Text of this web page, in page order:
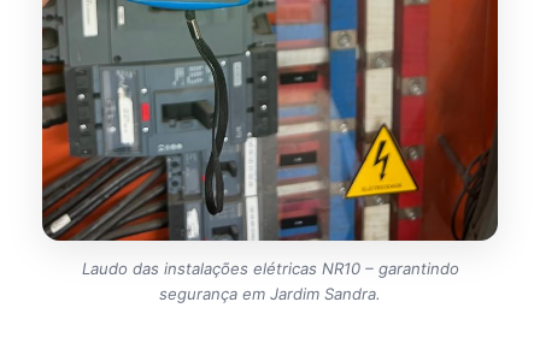
Laudo das instalações elétricas NR10 – garantindo
segurança em Jardim Sandra.